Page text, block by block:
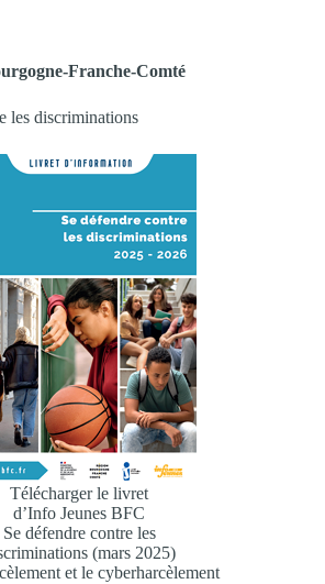
Franche-Comté
les discriminations
Télécharger le livret
d’Info Jeunes BFC
Se défendre contre les
(mars 2025)
et le cyberharcèlement